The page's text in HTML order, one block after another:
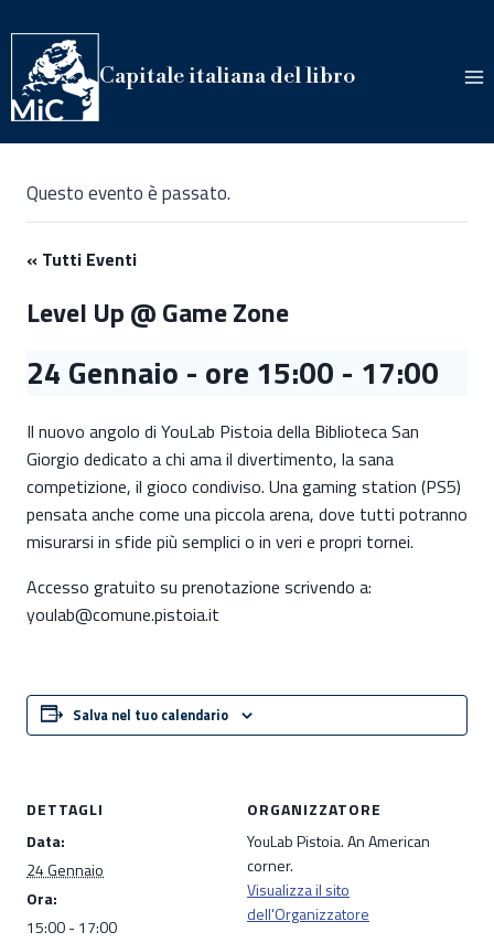
al
contenuto
Capitale italiana del libro
Questo evento è passato.
« Tutti Eventi
Level Up @ Game Zone
24 Gennaio - ore 15:00 - 17:00
Il nuovo angolo di YouLab Pistoia della Biblioteca San
Giorgio dedicato a chi ama il divertimento, la sana
competizione, il gioco condiviso. Una gaming station (PS5)
pensata anche come una piccola arena, dove tutti potranno
misurarsi in sfide più semplici o in veri e propri tornei.
Accesso gratuito su prenotazione scrivendo a:
youlab@comune.pistoia.it
Salva nel tuo calendario
DETTAGLI
Data:
24 Gennaio
Ora:
15:00 - 17:00
ORGANIZZATORE
YouLab Pistoia. An American
corner.
Visualizza il sito
dell'Organizzatore